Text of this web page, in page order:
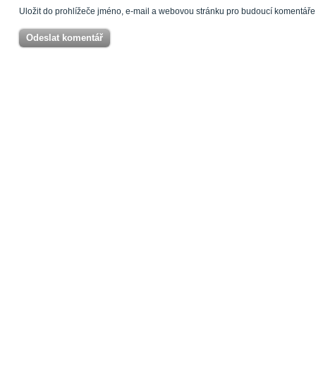
Uložit do prohlížeče jméno, e-mail a webovou stránku pro budoucí